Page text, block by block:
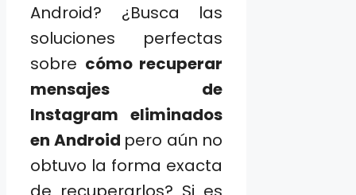
Android? ¿Busca las
soluciones perfectas
sobre cómo recuperar
mensajes de
Instagram eliminados
en Android pero aún no
obtuvo la forma exacta